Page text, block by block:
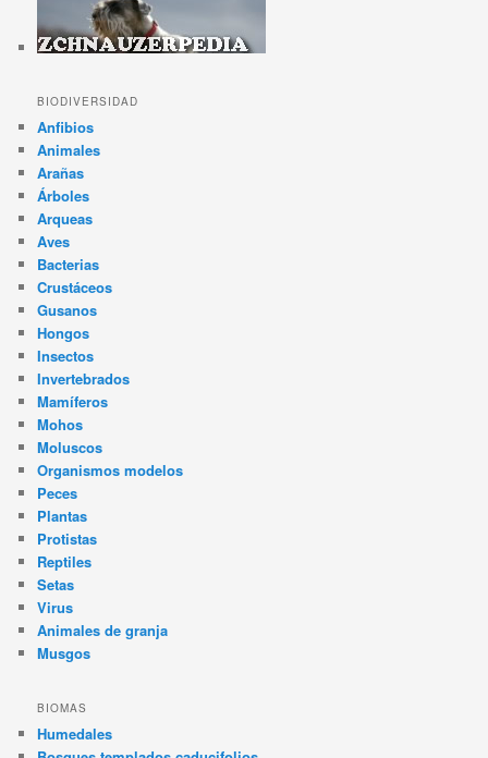
BIODIVERSIDAD
Anfibios
Animales
Arañas
Árboles
Arqueas
Aves
Bacterias
Crustáceos
Gusanos
Hongos
Insectos
Invertebrados
Mamíferos
Mohos
Moluscos
Organismos modelos
Peces
Plantas
Protistas
Reptiles
Setas
Virus
Animales de granja
Musgos
BIOMAS
Humedales